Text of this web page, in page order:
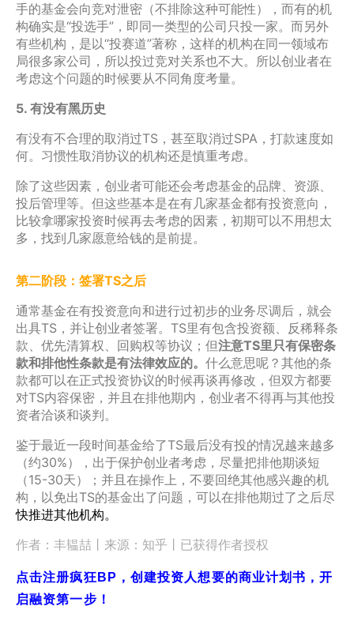
手的基金会向竞对泄密（不排除这种可能性），而有的机
构确实是“投选手”，即同一类型的公司只投一家。而另外
有些机构，是以“投赛道”著称，这样的机构在同一领域布
局很多家公司，所以投过竞对关系也不大。所以创业者在
考虑这个问题的时候要从不同角度考量。
5. 有没有黑历史
有没有不合理的取消过TS，甚至取消过SPA，打款速度如
何。习惯性取消协议的机构还是慎重考虑。
除了这些因素，创业者可能还会考虑基金的品牌、资源、
投后管理等。但这些基本是在有几家基金都有投资意向，
比较拿哪家投资时候再去考虑的因素，初期可以不用想太
多，找到几家愿意给钱的是前提。
第二阶段：签署TS之后
通常基金在有投资意向和进行过初步的业务尽调后，就会
出具TS，并让创业者签署。TS里有包含投资额、反稀释条
款、优先清算权、回购权等协议；但注意TS里只有保密条
款和排他性条款是有法律效应的。 什么意思呢？其他的条
款都可以在正式投资协议的时候再谈再修改，但双方都要
对TS内容保密，并且在排他期内，创业者不得再与其他投
资者洽谈和谈判。
鉴于最近一段时间基金给了TS最后没有投的情况越来越多
（约30%），出于保护创业者考虑，尽量把排他期谈短
（15-30天）；并且在操作上，不要回绝其他感兴趣的机
构，以免出TS的基金出了问题，可以在排他期过了之后尽
快推进其他机构。
作者：丰韫喆丨来源：知乎丨已获得作者授权
点击注册疯狂BP，创建投资人想要的商业计划书，开
启融资第一步！